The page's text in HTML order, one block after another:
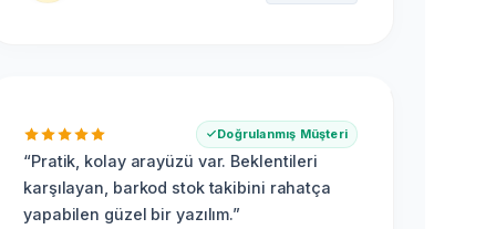
Doğrulanmış Müşteri
“Pratik, kolay arayüzü var. Beklentileri
karşılayan, barkod stok takibini rahatça
yapabilen güzel bir yazılım.”